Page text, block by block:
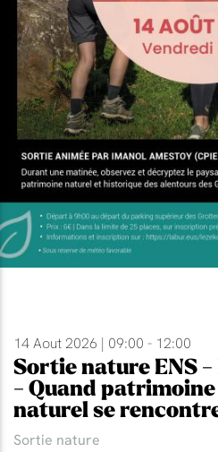
14 Aout 2026 | 09:00 - 12:00
Sortie nature ENS -
- Quand
naturel se
Sortie nature